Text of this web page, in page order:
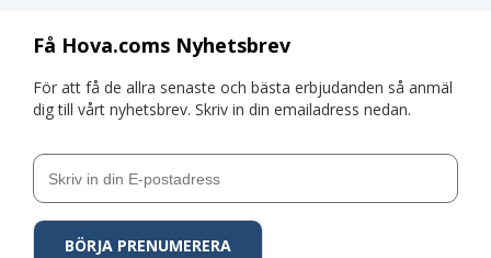
Få Hova.coms Nyhetsbrev
För att få de allra senaste och bästa erbjudanden så anmäl
dig till vårt nyhetsbrev. Skriv in din emailadress nedan.